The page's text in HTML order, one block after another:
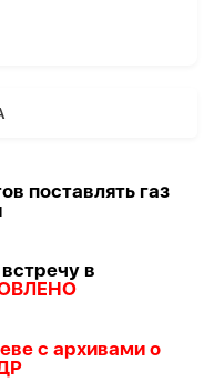
поставлять газ
в
с архивами о